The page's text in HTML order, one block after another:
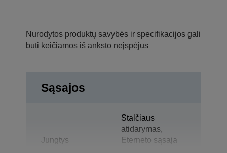
Nurodytos produktų savybės ir specifikacijos gali
būti keičiamos iš anksto neįspėjus
Sąsajos
Jungtys
Stalčiaus
atidarymas,
Eterneto sąsaja